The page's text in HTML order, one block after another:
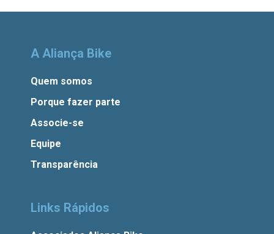
A Aliança Bike
Quem somos
Porque fazer parte
Associe-se
Equipe
Transparência
Links Rápidos